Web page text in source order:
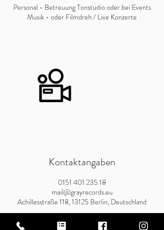
Personal - Betreuung Tonstudio oder bei Events
Musik - oder Filmdreh / Live Konzerte
Kontaktangaben
0151 401 235 18
mail@grayrecords.eu
Achillesstraße 118, 13125 Berlin, Deutschland